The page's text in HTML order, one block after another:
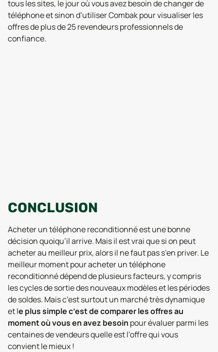
tous les sites, le jour où vous avez besoin de changer de
téléphone et sinon d’utiliser Combak pour visualiser les
offres de plus de 25 revendeurs professionnels de
confiance.
CONCLUSION
Acheter un téléphone reconditionné est une bonne
décision quoiqu’il arrive. Mais il est vrai que si on peut
acheter au meilleur prix, alors il ne faut pas s’en priver. Le
meilleur moment pour acheter un téléphone
reconditionné dépend de plusieurs facteurs, y compris
les cycles de sortie des nouveaux modèles et les périodes
de soldes. Mais c’est surtout un marché très dynamique
et le plus simple c’est de comparer les offres au
moment où vous en avez besoin pour évaluer parmi les
centaines de vendeurs quelle est l’offre qui vous
convient le mieux !